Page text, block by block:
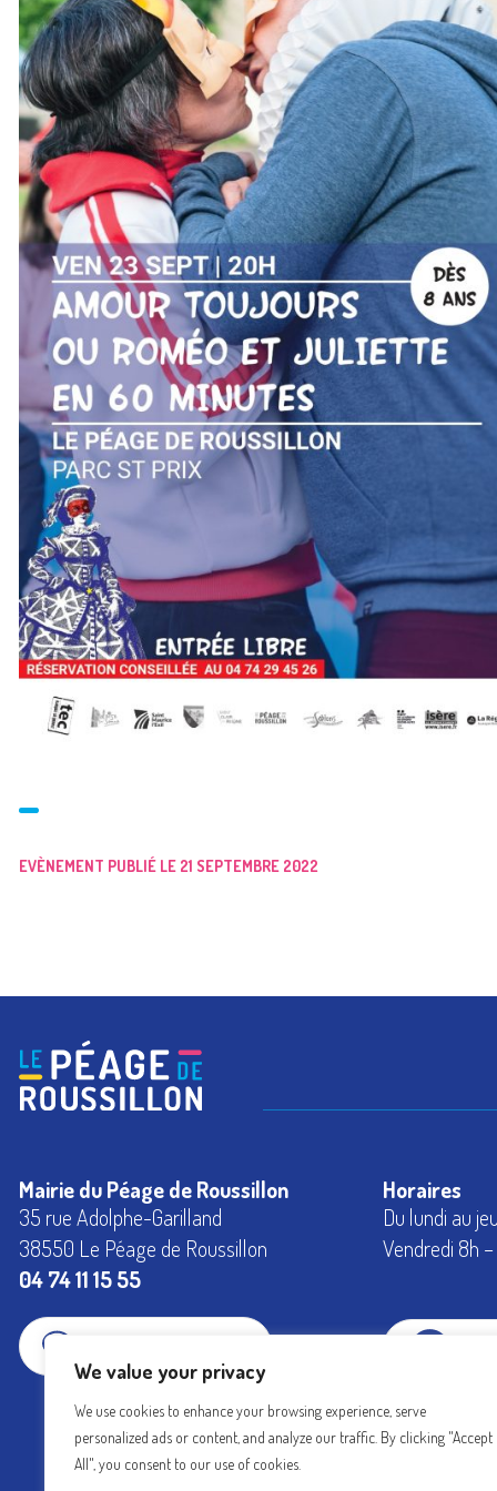
We value your privacy
We use cookies to enhance your browsing experience, serve
personalized ads or content, and analyze our traffic. By clicking "Accept
All", you consent to our use of cookies.
EVÈNEMENT PUBLIÉ LE 21 SEPTEMBRE 2022
Mairie du Péage de Roussillon
35 rue Adolphe-Garilland
38550 Le Péage de Roussillon
04 74 11 15 55
Horaires
Du lundi au
Vendredi 8h